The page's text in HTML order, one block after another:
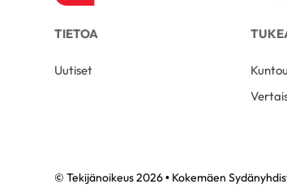
TIETOA
Uutiset
© Tekijänoikeus 2026 • Kokemäen